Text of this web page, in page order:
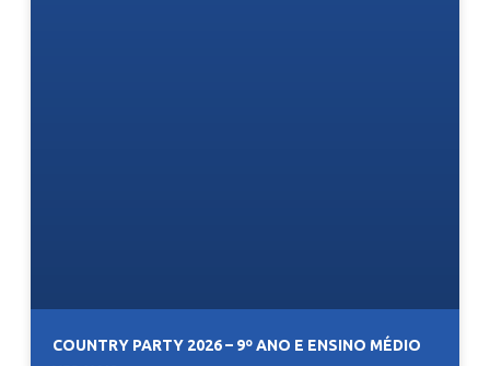
COUNTRY PARTY 2026 – 9º ANO E ENSINO MÉDIO